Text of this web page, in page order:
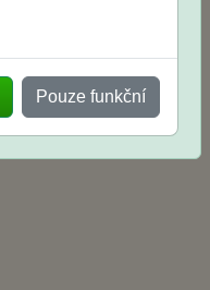
Pouze funkční